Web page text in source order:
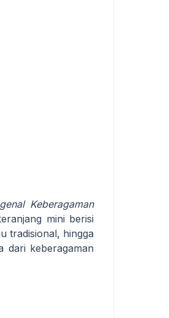
Keberagaman
mini berisi
tradisional, hingga
dari keberagaman